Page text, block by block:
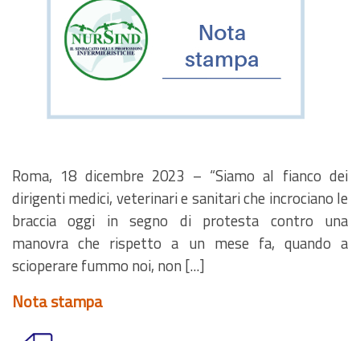
Roma, 18 dicembre 2023 – “Siamo al fianco dei
dirigenti medici, veterinari e sanitari che incrociano le
braccia oggi in segno di protesta contro una
manovra che rispetto a un mese fa, quando a
scioperare fummo noi, non [...]
Nota stampa